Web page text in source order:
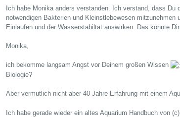
Ich habe Monika anders verstanden. Ich verstand, dass
notwendigen Bakterien und Kleinstlebewesen
Einlaufen und der Wasserstabiltät auswirken. Das könnte
Monika,
ich bekomme langsam Angst vor Deinem großen Wissen
Biologie?
Aber vermutlich nicht aber 40 Jahre Erfahrung mit einem
Ich habe gerade wieder ein altes Aquarium Handbuch von